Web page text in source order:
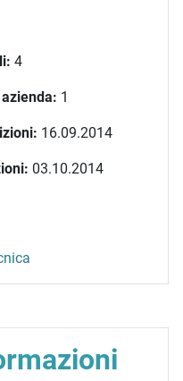
4
1
16.09.2014
03.10.2014